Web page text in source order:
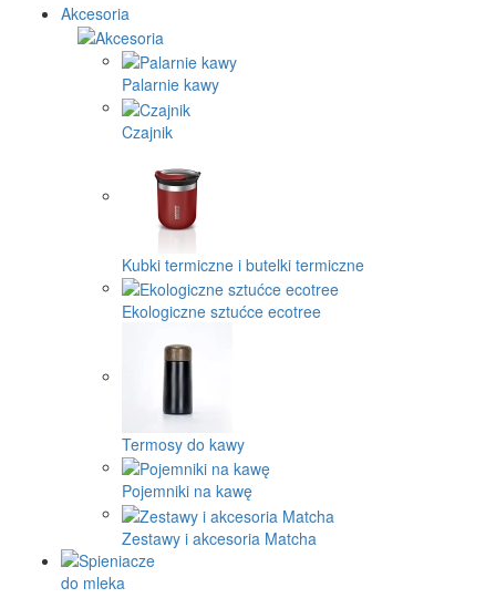
Akcesoria
Palarnie kawy
Czajnik
Kubki termiczne i butelki termiczne
Ekologiczne sztućce ecotree
Termosy do kawy
Pojemniki na kawę
Zestawy i akcesoria Matcha